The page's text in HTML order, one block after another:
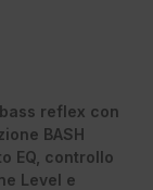
reflex con
BASH
EQ, controllo
Level e